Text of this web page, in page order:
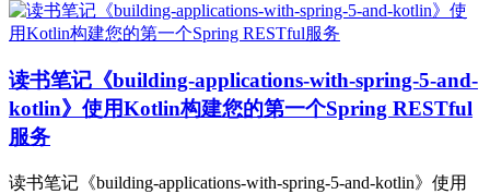
读书笔记《building-applications-with-spring-5-and-
kotlin》使用Kotlin构建您的第一个Spring RESTful
服务
读书笔记《building-applications-with-spring-5-and-kotlin》使用